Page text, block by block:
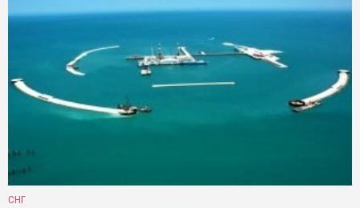
СНГ